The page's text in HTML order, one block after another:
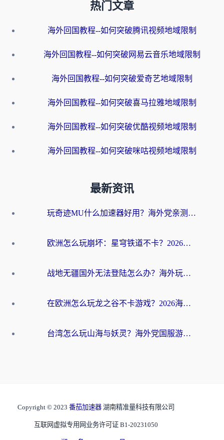
热门文章
海外回国教程--如何突破腾讯视频地域限制
海外回国教程--如何突破网易云音乐地域限制
海外回国教程--如何突破爱奇艺地域限制
海外回国教程--如何突破喜马拉雅地域限制
海外回国教程--如何突破优酷视频地域限制
海外回国教程--如何突破咪咕视频地域限制
最新资讯
玩奇迹MU什么加速器好用？海外党亲测：这款加速器让你告别延迟卡顿！
欧洲怎么玩崩坏：星穹铁道不卡？2026海外玩家国服游戏加速器终极攻略
战地无疆国外无法登陆怎么办？海外玩家国服畅玩终极指南（附欧服魔兽EVE加速方案）
在欧洲怎么玩龙之谷不卡游戏？2026海外党国服游戏加速全攻略
台湾怎么玩山海与妖灵？海外党国服游戏加速全攻略，告别延迟卡顿
Copyright © 2023 番茄加速器 湖南精准量科技有限公司
互联网虚拟专用网业务许可证 B1-20231050